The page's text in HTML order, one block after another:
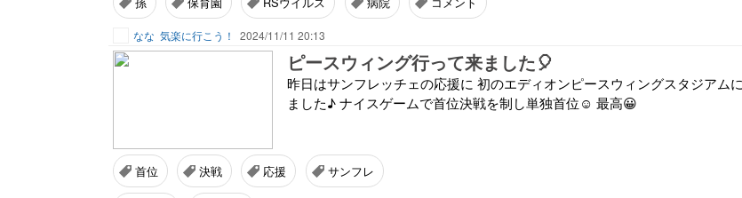
なな 気楽に行こう！ 2024/11/11 20:13
ピースウィング行って来ました🎈
昨日はサンフレッチェの応援に 初のエディオンピースウィングスタジアム
ました♪ ナイスゲームで首位決戦を制し単独首位☺️ 最高😀
首位 決戦 応援 サンフレ